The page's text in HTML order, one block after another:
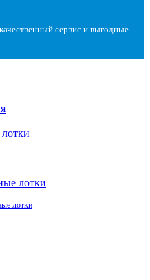
сервис и выгодные
лотки
лотки